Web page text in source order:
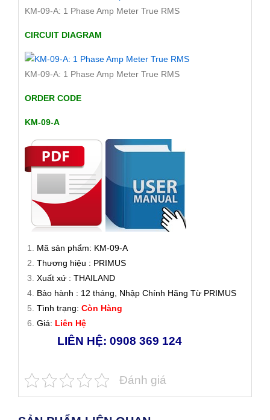
KM-09-A: 1 Phase Amp Meter True RMS
CIRCUIT DIAGRAM
KM-09-A: 1 Phase Amp Meter True RMS
ORDER CODE
KM-09-A
Mã sản phẩm: KM-09-A
Thương hiệu : PRIMUS
Xuất xứ : THAILAND
Bảo hành : 12 tháng, Nhập Chính Hãng Từ PRIMUS
Tình trạng: Còn Hàng
Giá: Liên Hệ
LIÊN HỆ: 0908 369 124
Đánh giá